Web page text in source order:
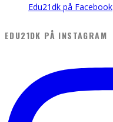
Edu21dk på Facebook
EDU21DK PÅ INSTAGRAM